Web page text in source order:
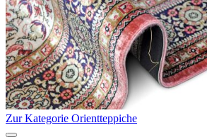
Zur Kategorie Orientteppiche